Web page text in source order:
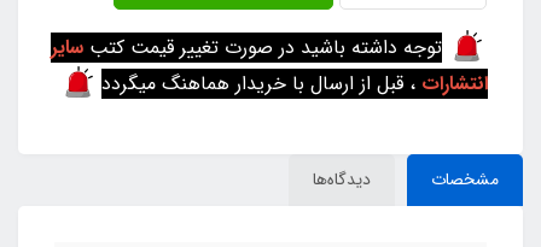
توجه داشته باشید در صورت تغییر قیمت کتب سایر
انتشارات ، قبل از ارسال با خریدار هماهنگ میگردد
مشخصات دیدگاه‌ها